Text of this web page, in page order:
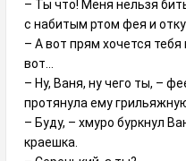
– Ты что! Меня нельзя
с набитым ртом фея и
– А вот прям хочется
вот…
– Ну, Ваня, ну чего ты, –
протянула ему
– Буду, – хмуро буркнул
краешка.